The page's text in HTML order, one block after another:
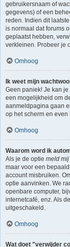
gebruikersnaam of
gegevens) of een
reden. Indien dit
is normaal dat forums
geplaatst hebben,
verkleinen. Probeer je
Omhoog
Ik weet mijn
Geen paniek! Je kan
een mogelijkheid om
aanmeldpagina gaan
op het scherm en
Omhoog
Waarom word ik
Als je de optie meld
maar voor een
account misbruiken.
optie aanvinken. We
openbare computer,
internetcafé, enz. Als
uitgeschakeld.
Omhoog
Wat doet "verwijder